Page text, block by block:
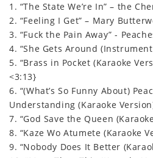
1. “The State We’re In” – the
2. “Feeling I Get” – Mary
3. “Fuck the Pain Away” -
4. “She Gets Around
5. “Brass in Pocket (Karaoke
<3:13}
6. “(What’s So Funny About)
Understanding (Karaoke
7. “God Save the Queen
8. “Kaze Wo Atumete (Karaoke
9. “Nobody Does It Better